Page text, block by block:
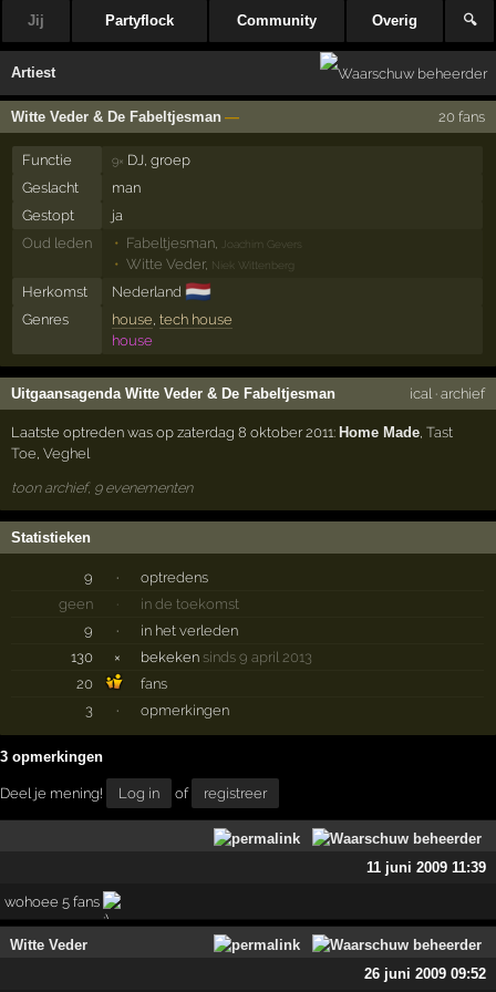
Jij Partyflock Community Overig 🔍
Artiest
Witte Veder & De Fabeltjesman — 20 fans
Functie 9× DJ, groep
Geslacht
man
Gestopt
ja
Oud leden
Fabeltjesman Joachim Gevers
Witte Veder, Niek Wittenberg
Herkomst Nederland 🇳🇱
Genres house tech house
house
Uitgaansagenda Witte Veder & De Fabeltjesman ical· archief
Laatste optreden was op zaterdag 8 oktober 2011:Home Made ,Tast
Toe ,Veghel
toon archief, 9 evenementen
Statistieken
9 ·
optredens
geen
·
in de toekomst
9
·
in het verleden
130
× bekeken sinds 9 april 2013
20
fans
3
· opmerkingen
3 opmerkingen
Deel je mening! Log in of registreer
11 juni 2009 11:39
wohoee 5 fans
Witte Veder
26 juni 2009 09:52